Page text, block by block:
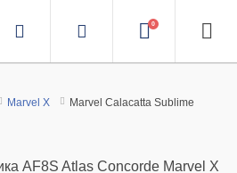
0
Marvel X
Marvel Calacatta Sublime